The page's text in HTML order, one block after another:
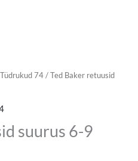
74/ Ted Baker retuusid
suurus 6-9